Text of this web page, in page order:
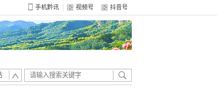
手机黔讯 视频号 抖音号